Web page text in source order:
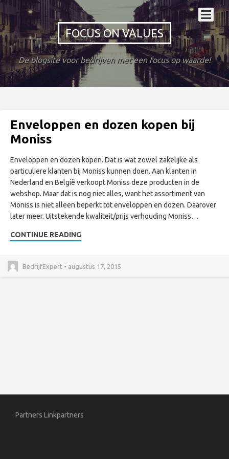
FOCUS ON VALUES
De blogsite voor bedrijven met een focus op waarde!
Enveloppen en dozen kopen bij
Moniss
Enveloppen en dozen kopen. Dat is wat zowel zakelijke als
particuliere klanten bij Moniss kunnen doen. Aan klanten in
Nederland en België verkoopt Moniss deze producten in de
webshop. Maar dat is nog niet alles, want het assortiment van
Moniss is niet alleen beperkt tot enveloppen en dozen. Daarover
later meer. Uitstekende kwaliteit/prijs verhouding Moniss…
CONTINUE READING
BedrijfExpert • augustus 17, 2015
Partners Linkpartners